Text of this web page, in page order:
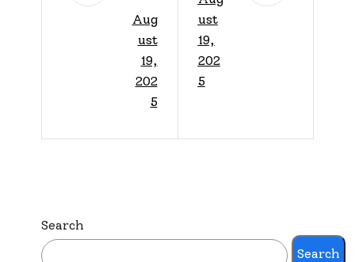
DE
MA
RA
LA
NZ
Aug
ust
19,
202
5
FE
RN
ÁN
Z
ust
19,
202
5
Search
Search